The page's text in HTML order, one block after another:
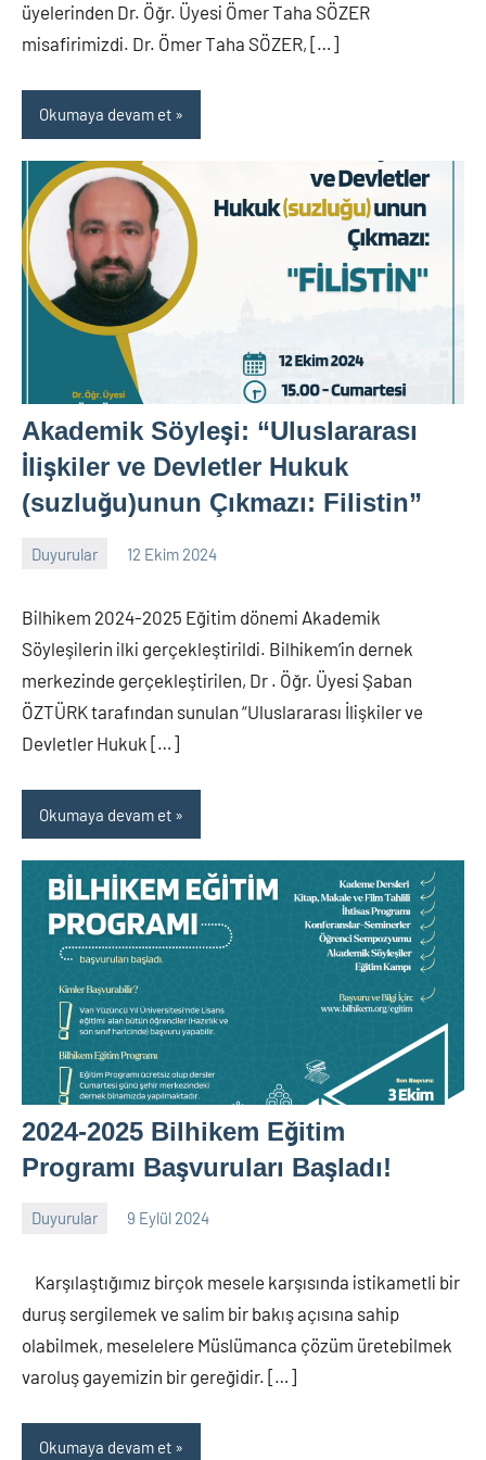
üyelerinden Dr. Öğr. Üyesi Ömer Taha SÖZER
misafirimizdi. Dr. Ömer Taha SÖZER, […]
Okumaya devam et
Akademik Söyleşi: “Uluslararası
İlişkiler ve Devletler Hukuk
(suzluğu)unun Çıkmazı: Filistin”
Duyurular 12 Ekim 2024
nw_bhcenter
Bilhikem 2024-2025 Eğitim dönemi Akademik
Söyleşilerin ilki gerçekleştirildi. Bilhikem’in dernek
merkezinde gerçekleştirilen, Dr . Öğr. Üyesi Şaban
ÖZTÜRK tarafından sunulan “Uluslararası İlişkiler ve
Devletler Hukuk […]
Okumaya devam et
2024-2025 Bilhikem Eğitim
Programı Başvuruları Başladı!
Duyurular 9 Eylül 2024
nw_bhcenter
Karşılaştığımız birçok mesele karşısında istikametli bir
duruş sergilemek ve salim bir bakış açısına sahip
olabilmek, meselelere Müslümanca çözüm üretebilmek
varoluş gayemizin bir gereğidir. […]
Okumaya devam et